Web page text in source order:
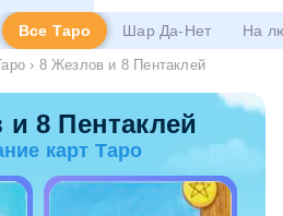
Все Таро Шар Да-Нет На
› 8 Жезлов и 8 Пентаклей
8 Пентаклей
карт Таро